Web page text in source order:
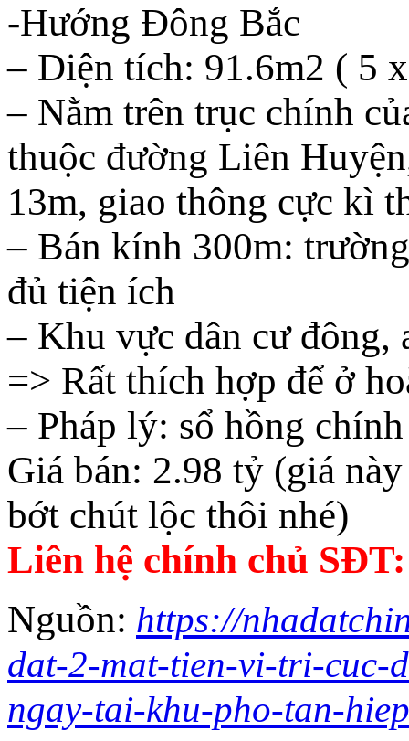
-Hướng Đông Bắc
– Diện tích: 91.6m2 ( 5
– Nằm trên trục chính
thuộc đường Liên
13m, giao thông cực kì
– Bán kính 300m:
đủ tiện ích
– Khu vực dân cư đông,
=> Rất thích hợp để ở
– Pháp lý: sổ hồng
Giá bán: 2.98 tỷ (giá
bớt chút lộc thôi nhé)
Liên hệ chính chủ SĐT:
Nguồn: https://
dat-2-mat-tien-vi-tri-cuc-
ngay-tai-khu-pho-tan-